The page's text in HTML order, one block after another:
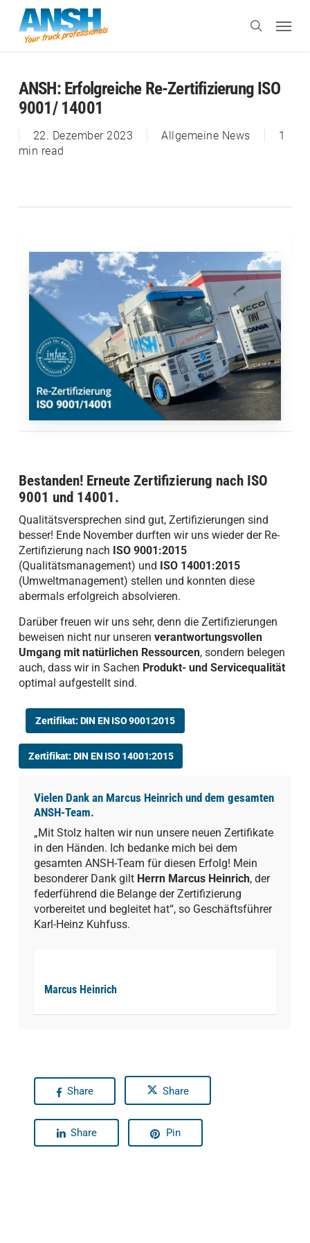
search
ANSH: Erfolgreiche Re-Zertifizierung ISO
9001/ 14001
22. Dezember 2023 Allgemeine News
1
min read
Bestanden! Erneute Zertifizierung nach ISO
9001 und 14001.
Qualitätsversprechen sind gut, Zertifizierungen sind
besser! Ende November durften wir uns wieder der Re-
Zertifizierung nach ISO 9001:2015
(Qualitätsmanagement) und ISO 14001:2015
(Umweltmanagement) stellen und konnten diese
abermals erfolgreich absolvieren.
Darüber freuen wir uns sehr, denn die Zertifizierungen
beweisen nicht nur unseren verantwortungsvollen
Umgang mit natürlichen Ressourcen, sondern belegen
auch, dass wir in Sachen Produkt- und Servicequalität
optimal aufgestellt sind.
Zertifikat: DIN EN ISO 9001:2015
Zertifikat: DIN EN ISO 14001:2015
Vielen Dank an Marcus Heinrich und dem gesamten
ANSH-Team.
„Mit Stolz halten wir nun unsere neuen Zertifikate
in den Händen. Ich bedanke mich bei dem
gesamten ANSH-Team für diesen Erfolg! Mein
besonderer Dank gilt Herrn Marcus Heinrich, der
federführend die Belange der Zertifizierung
vorbereitet und begleitet hat“, so Geschäftsführer
Karl-Heinz Kuhfuss.
Marcus Heinrich
Share Share
Share Pin